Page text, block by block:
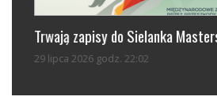
Zawsze lubiłam rywalizację,
28 lipca 2026 godz. 16:13